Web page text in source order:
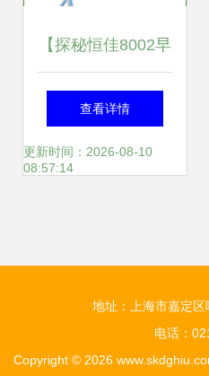
【探秘恒佳8002早
教机】给宝宝快乐
的说话童趣工坊
查看详情
更新时间：2026-08-10
08:57:14
地址：上海市嘉定
电话：
Copyright © 2026